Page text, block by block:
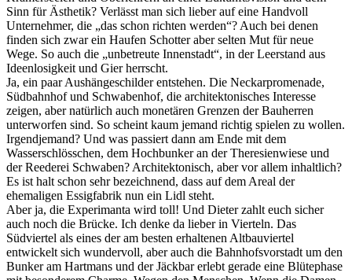
Sinn für Ästhetik? Verlässt man sich lieber auf eine Handvoll
Unternehmer, die „das schon richten werden“? Auch bei denen
finden sich zwar ein Haufen Schotter aber selten Mut für neue
Wege. So auch die „unbetreute Innenstadt“, in der Leerstand aus
Ideenlosigkeit und Gier herrscht.
Ja, ein paar Aushängeschilder entstehen. Die Neckarpromenade,
Südbahnhof und Schwabenhof, die architektonisches Interesse
zeigen, aber natürlich auch monetären Grenzen der Bauherren
unterworfen sind. So scheint kaum jemand richtig spielen zu wollen.
Irgendjemand? Und was passiert dann am Ende mit dem
Wasserschlösschen, dem Hochbunker an der Theresienwiese und
der Reederei Schwaben? Architektonisch, aber vor allem inhaltlich?
Es ist halt schon sehr bezeichnend, dass auf dem Areal der
ehemaligen Essigfabrik nun ein Lidl steht.
Aber ja, die Experimanta wird toll! Und Dieter zahlt euch sicher
auch noch die Brücke. Ich denke da lieber in Vierteln. Das
Südviertel als eines der am besten erhaltenen Altbauviertel
entwickelt sich wundervoll, aber auch die Bahnhofsvorstadt um den
Bunker am Hartmans und der Jäckbar erlebt gerade eine Blütephase